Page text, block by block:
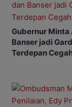
Gubernur Minta
Banser jadi
Terdepan